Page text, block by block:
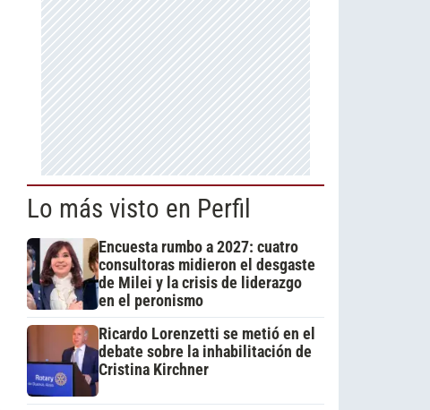
Lo más visto en Perfil
Encuesta rumbo a 2027: cuatro
consultoras midieron el desgaste
de Milei y la crisis de liderazgo
en el peronismo
Ricardo Lorenzetti se metió en el
debate sobre la inhabilitación de
Cristina Kirchner